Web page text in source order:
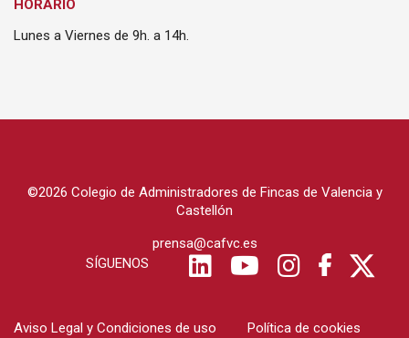
HORARIO
Lunes a Viernes de 9h. a 14h.
©2026 Colegio de Administradores de Fincas de Valencia y
Castellón
prensa@cafvc.es
SÍGUENOS
Aviso Legal y Condiciones de uso
Política de cookies